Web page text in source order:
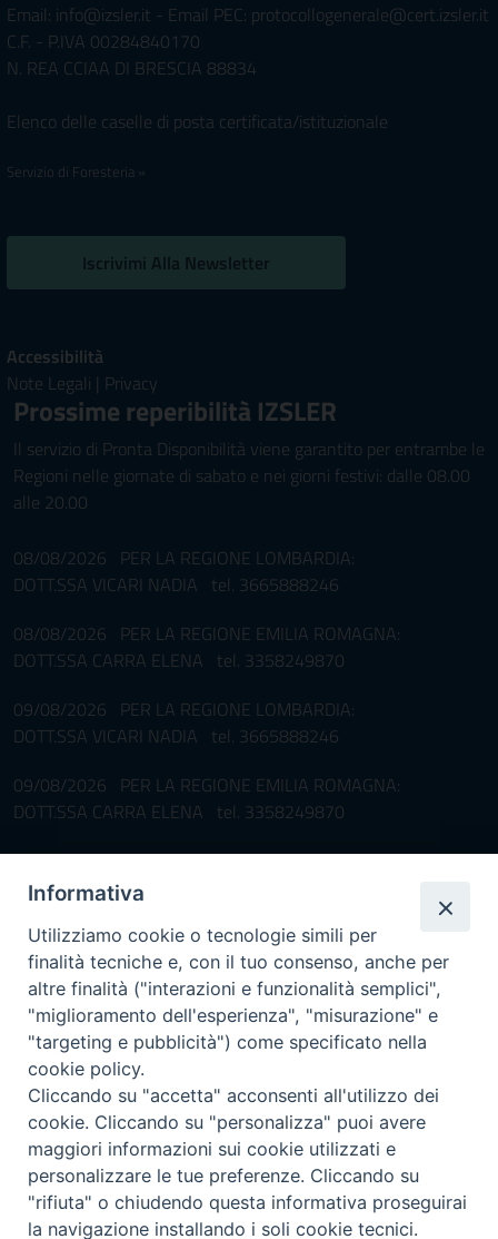
Email: info@izsler.it - Email PEC: protocollogenerale@cert.izsler.it
C.F. - P.IVA 00284840170
N. REA CCIAA DI BRESCIA 88834
Elenco delle caselle di posta certificata/istituzionale
Servizio di Foresteria »
Iscrivimi Alla Newsletter
Accessibilità
Note Legali | Privacy
Prossime reperibilità IZSLER
Il servizio di Pronta Disponibilità viene garantito per entrambe le
Regioni nelle giornate di sabato e nei giorni festivi: dalle 08.00
alle 20.00
08/08/2026 PER LA REGIONE LOMBARDIA:
DOTT.SSA VICARI NADIA tel. 3665888246
08/08/2026 PER LA REGIONE EMILIA ROMAGNA:
DOTT.SSA CARRA ELENA tel. 3358249870
09/08/2026 PER LA REGIONE LOMBARDIA:
DOTT.SSA VICARI NADIA tel. 3665888246
09/08/2026 PER LA REGIONE EMILIA ROMAGNA:
DOTT.SSA CARRA ELENA tel. 3358249870
Il servizio di Pronta Disponibilità viene garantito per entrambe le
Regioni nelle giornate di sabato e nei giorni festivi: dalle 08.00
alle 20.00
Accompagnare il campione con la scheda di segnalazione caso
(Link alla Circolare)e la relativa modulistica
Per l'Emilia-Romagna :
Per la Lombardia :Link al Mod.Accompagnamento
08/08/2026 PER LA REGIONE LOMBARDIA:
DR. PAVONI ENRICO tel. 3391639372
Informativa
Utilizziamo cookie o tecnologie simili per
finalità tecniche e, con il tuo consenso, anche per
altre finalità ("interazioni e funzionalità semplici",
"miglioramento dell'esperienza", "misurazione" e
"targeting e pubblicità") come specificato nella
cookie policy.
Cliccando su "accetta" acconsenti all'utilizzo dei
cookie. Cliccando su "personalizza" puoi avere
maggiori informazioni sui cookie utilizzati e
personalizzare le tue preferenze. Cliccando su
"rifiuta" o chiudendo questa informativa proseguirai
la navigazione installando i soli cookie tecnici.